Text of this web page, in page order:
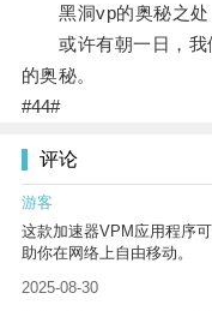
黑洞vp的奥秘之处
或许有朝一日，我
的奥秘。
#44#
评论
游客
这款加速器VPM应用程序
助你在网络上自由移动。
2025-08-30